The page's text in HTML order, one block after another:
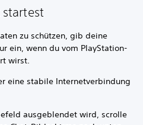
startest
zu schützen, gib deine
ein, wenn du vom PlayStation-
wirst.
eine stabile Internetverbindung
ausgeblendet wird, scrolle